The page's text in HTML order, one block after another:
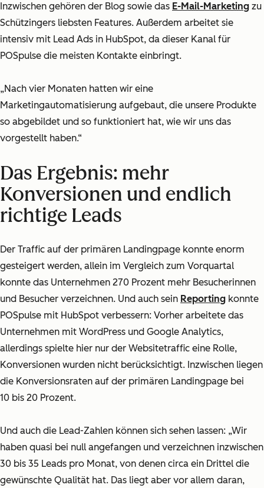
Inzwischen gehören der Blog sowie das E-Mail-Marketing zu
Schützingers liebsten Features. Außerdem arbeitet sie
intensiv mit Lead Ads in HubSpot, da dieser Kanal für
POSpulse die meisten Kontakte einbringt.
„Nach vier Monaten hatten wir eine
Marketingautomatisierung aufgebaut, die unsere Produkte
so abgebildet und so funktioniert hat, wie wir uns das
vorgestellt haben.“
Das Ergebnis: mehr
Konversionen und endlich
richtige Leads
Der Traffic auf der primären Landingpage konnte enorm
gesteigert werden, allein im Vergleich zum Vorquartal
konnte das Unternehmen 270 Prozent mehr Besucherinnen
und Besucher verzeichnen. Und auch sein Reporting konnte
POSpulse mit HubSpot verbessern: Vorher arbeitete das
Unternehmen mit WordPress und Google Analytics,
allerdings spielte hier nur der Websitetraffic eine Rolle,
Konversionen wurden nicht berücksichtigt. Inzwischen liegen
die Konversionsraten auf der primären Landingpage bei
10 bis 20 Prozent.
Und auch die Lead-Zahlen können sich sehen lassen: „Wir
haben quasi bei null angefangen und verzeichnen inzwischen
30 bis 35 Leads pro Monat, von denen circa ein Drittel die
gewünschte Qualität hat. Das liegt aber vor allem daran,